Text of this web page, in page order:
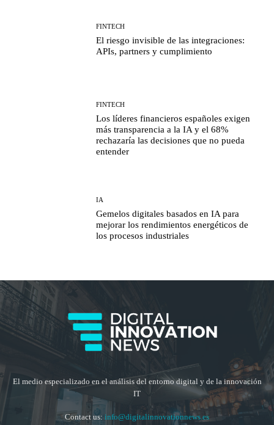
FINTECH
El riesgo invisible de las integraciones:
APIs, partners y cumplimiento
FINTECH
Los líderes financieros españoles exigen
más transparencia a la IA y el 68%
rechazaría las decisiones que no pueda
entender
IA
Gemelos digitales basados en IA para
mejorar los rendimientos energéticos de
los procesos industriales
El medio especializado en el análisis del entorno digital y de la innovación
IT
Contact us: info@digitalinnovationnews.es